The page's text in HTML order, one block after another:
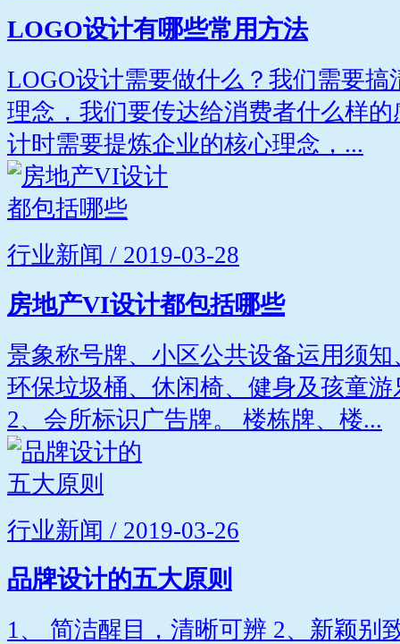
LOGO设计有哪些常用方法
LOGO设计需要做什么？我们需要
理念，我们要传达给消费者什么样
计时需要提炼企业的核心理念，...
行业新闻 / 2019-03-28
房地产VI设计都包括哪些
景象称号牌、小区公共设备运用须
环保垃圾桶、休闲椅、健身及孩童
2、会所标识广告牌。 楼栋牌、楼...
行业新闻 / 2019-03-26
品牌设计的五大原则
1、 简洁醒目，清晰可辨 2、新颖别